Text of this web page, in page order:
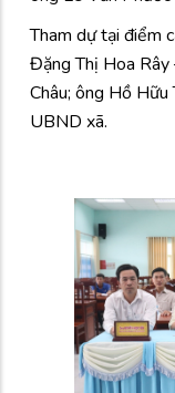
Tham dự tại điểm
Đặng Thị Hoa
Châu; ông Hồ
UBND xã.